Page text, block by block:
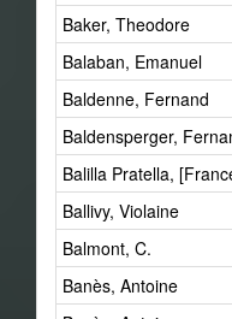
Baker, Theodore
Balaban, Emanuel
Baldenne, Fernand
Baldensperger,
Balilla Pratella,
Ballivy, Violaine
Balmont, C.
Banès, Antoine